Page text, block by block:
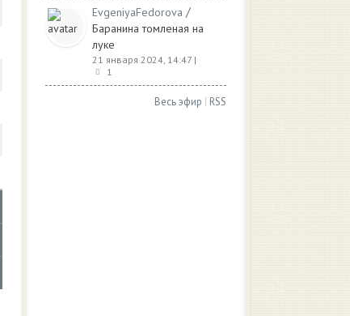
EvgeniyaFedorova /
Баранина томленая на
луке
21 января 2024, 14:47 |
1
Весь эфир | RSS